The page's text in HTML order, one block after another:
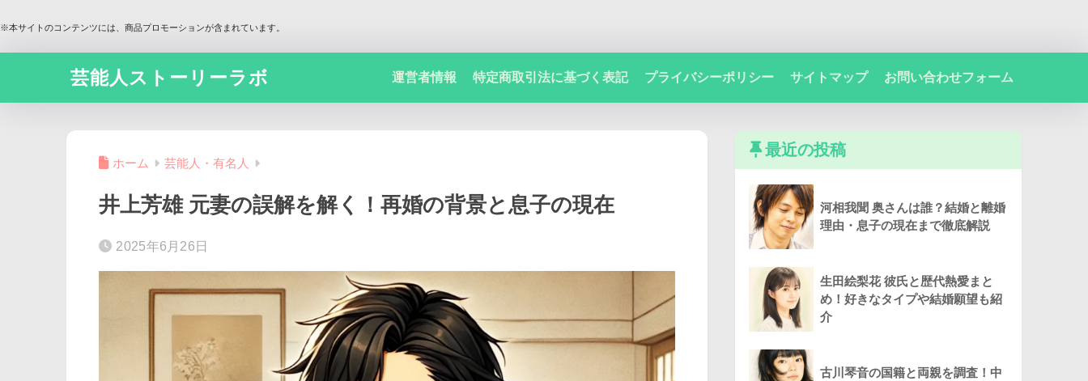
※本サイトのコンテンツには、商品プロモーションが含まれています。
芸能人ストーリーラボ 運営者情報 特定商取引法に基づく表記 プライバシーポリシー サイトマップ お問い合わせフォーム
ホーム 芸能人・有名人
井上芳雄 元妻の誤解を解く！再婚の背景と息子の現在
2025年6月26日
最近の投稿
河相我聞 奥さんは誰？結婚と離婚
理由・息子の現在まで徹底解説
生田絵梨花 彼氏と歴代熱愛まと
め！好きなタイプや結婚願望も紹
介
古川琴音の国籍と両親を調査！中